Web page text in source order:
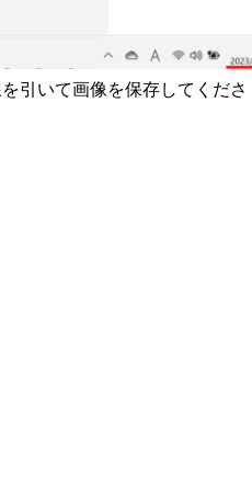
引いて画像を保存してくださ